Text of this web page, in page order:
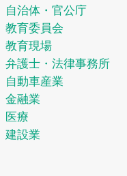
自治体・官公庁
教育委員会
教育現場
弁護士・法律事務所
自動車産業
金融業
医療
建設業